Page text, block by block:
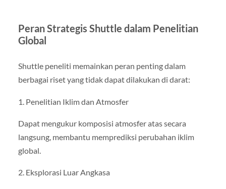
Peran Strategis Shuttle dalam Penelitian
Global
Shuttle peneliti memainkan peran penting dalam
berbagai riset yang tidak dapat dilakukan di darat:
1. Penelitian Iklim dan Atmosfer
Dapat mengukur komposisi atmosfer atas secara
langsung, membantu memprediksi perubahan iklim
global.
2. Eksplorasi Luar Angkasa